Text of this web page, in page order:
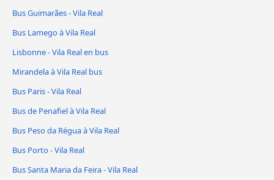
Bus Guimarães - Vila Real
Bus Lamego à Vila Real
Lisbonne - Vila Real en bus
Mirandela à Vila Real bus
Bus Paris - Vila Real
Bus de Penafiel à Vila Real
Bus Peso da Régua à Vila Real
Bus Porto - Vila Real
Bus Santa Maria da Feira - Vila Real